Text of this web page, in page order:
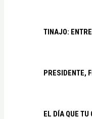
TINAJO:
PRESIDENTE,
EL DÍA QUE